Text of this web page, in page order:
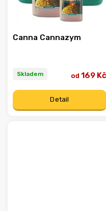
Canna Cannazym
Skladem od 169 Kč
Detail